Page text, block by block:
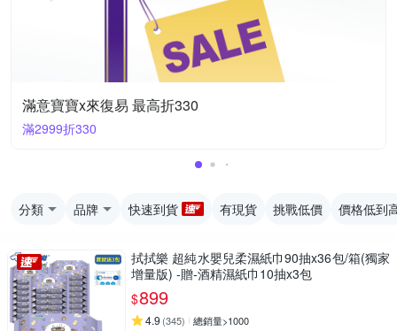
滿意寶寶x來復易 最高折330
滿2999折330
分類 品牌 快速到貨 有現貨 挑戰低價 價格低到
拭拭樂 超純水嬰兒柔濕紙巾90抽x36包/箱(獨家
增量版) -贈-酒精濕紙巾10抽x3包
$899
4.9 (345) 總銷量>1000